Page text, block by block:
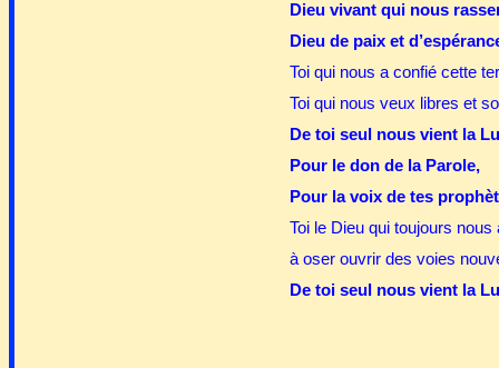
Dieu vivant qui nous
Dieu de paix et
Toi qui nous a confié cette
Toi qui nous veux libres et
De toi seul nous vient la
Pour le don de la Parole,
Pour la voix de tes
Toi le Dieu qui toujours nous
à oser ouvrir des voies
De toi seul nous vient la